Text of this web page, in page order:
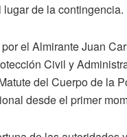
de la contingencia.
el Almirante Juan
Civil y
del Cuerpo de la
desde el primer